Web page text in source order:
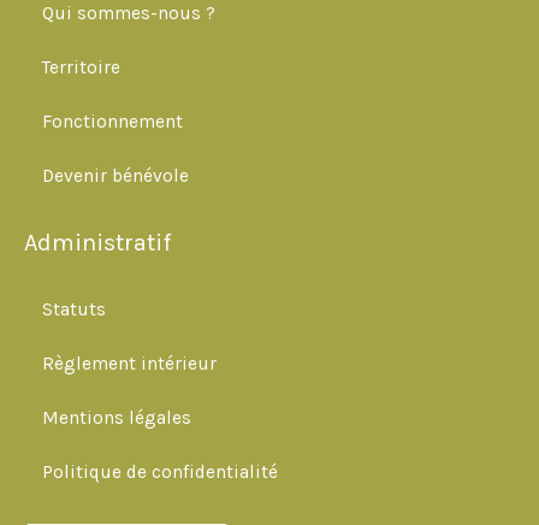
e
b
o
o
k
Qui sommes-nous ?
Territoire
Fonctionnement
Devenir bénévole
Administratif
Statuts
Règlement intérieur
Mentions légales
Politique de confidentialité